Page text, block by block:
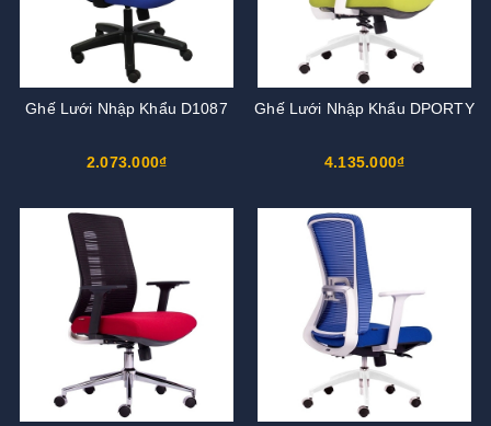
Ghế Lưới Nhập Khẩu D1087
2.073.000₫
Ghế Lưới Nhập Khẩu DPORTY
4.135.000₫